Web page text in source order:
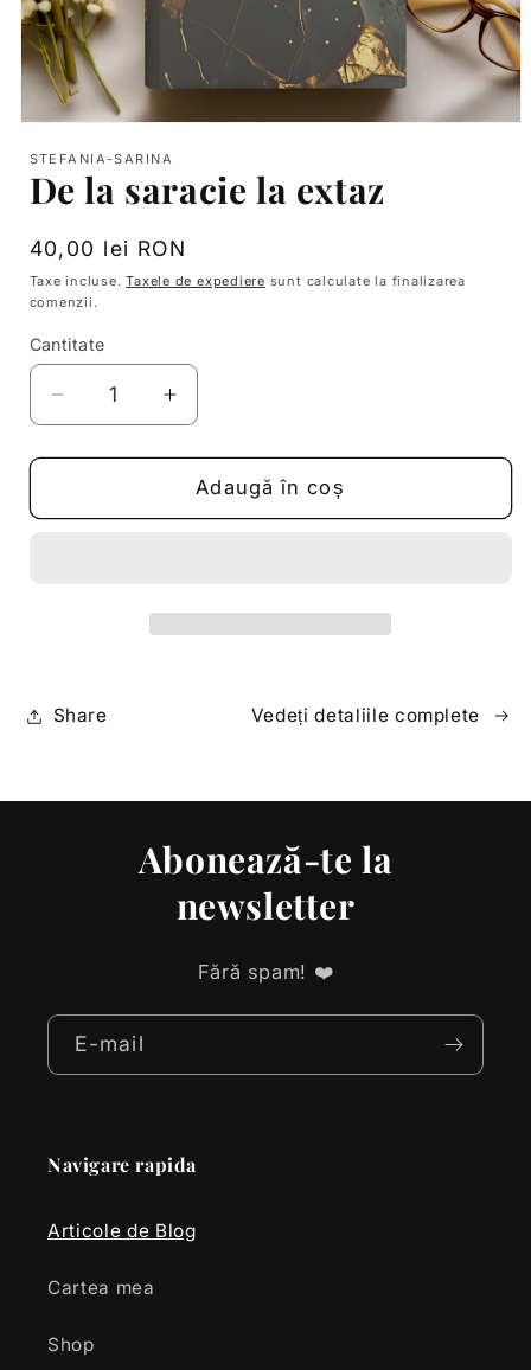
media
într-
modală
STEFANIA-SARINA
De la saracie la extaz
Preț
obișnuit
40,00 lei RON
Taxe incluse.Taxele de expediere sunt calculate la finalizarea
comenzii.
Cantitate
Reduceți
cantitatea
pentru
la
Creșteți
cantitatea
pentru
De
la
Adaugă în coș
Share Vedeți detaliile complete
Abonează-te la
newsletter
Fără spam! ❤️
E-mail
Navigare rapida
Articole de Blog
Cartea mea
Shop